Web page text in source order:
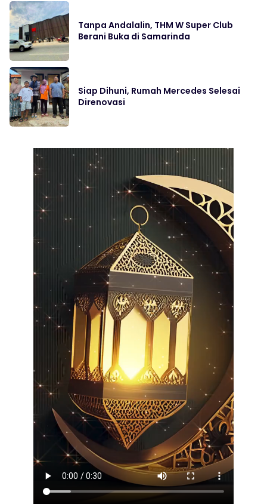
Tanpa Andalalin, THM W Super Club
Berani Buka di Samarinda
Siap Dihuni, Rumah Mercedes Selesai
Direnovasi